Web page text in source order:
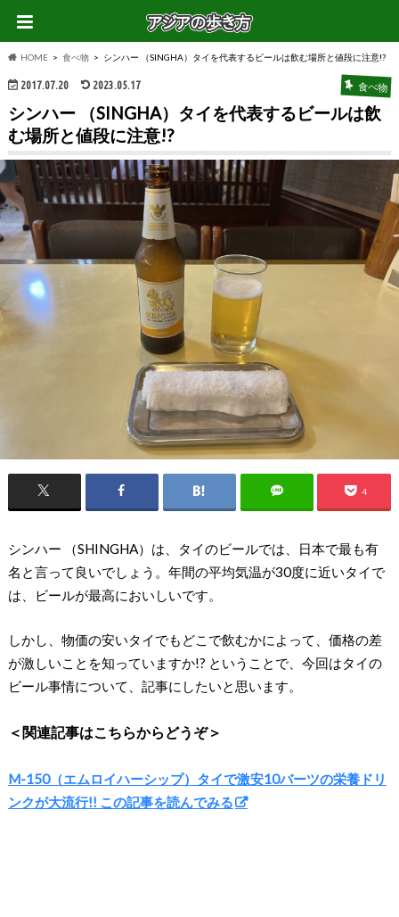
HOME 食べ物 シンハー （SINGHA）タイを代表するビールは飲む場所と値段に注意!?
2017.07.20 2023.05.17 食べ物
シンハー （SINGHA）タイを代表するビールは飲
む場所と値段に注意!?
4
シンハー （SHINGHA）は、タイのビールでは、日本で最も有
名と言って良いでしょう。年間の平均気温が30度に近いタイで
は、ビールが最高においしいです。
しかし、物価の安いタイでもどこで飲むかによって、価格の差
が激しいことを知っていますか!? ということで、今回はタイの
ビール事情について、記事にしたいと思います。
＜関連記事はこちらからどうぞ＞
M-150（エムロイハーシップ）タイで激安10バーツの栄養ドリ
ンクが大流行!! この記事を読んでみる